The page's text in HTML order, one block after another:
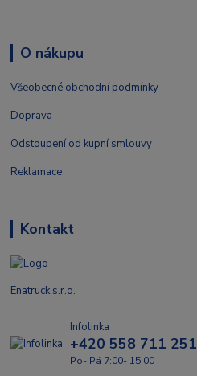
O nákupu
Všeobecné obchodní podmínky
Doprava
Odstoupení od kupní smlouvy
Reklamace
Kontakt
Enatruck s.r.o.
Infolinka
+420 558 711 251
Po- Pá 7:00- 15:00